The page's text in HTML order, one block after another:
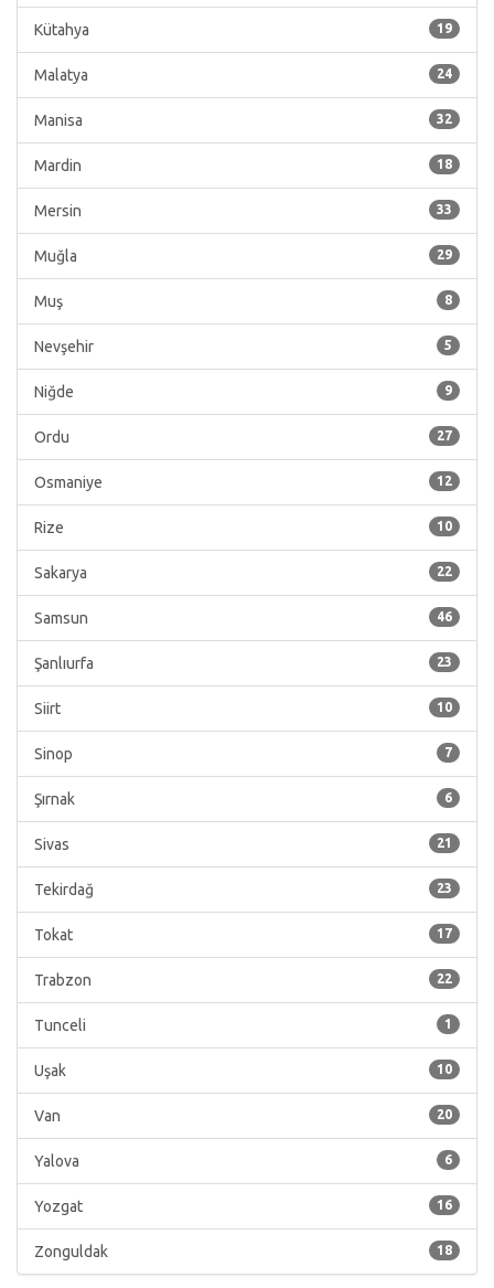
19
Kütahya
24
Malatya
32
Manisa
18
Mardin
33
Mersin
29
Muğla
8
Muş
5
Nevşehir
9
Niğde
27
Ordu
12
Osmaniye
10
Rize
22
Sakarya
46
Samsun
23
Şanlıurfa
10
Siirt
7
Sinop
6
Şırnak
21
Sivas
23
Tekirdağ
17
Tokat
22
Trabzon
1
Tunceli
10
Uşak
20
Van
6
Yalova
16
Yozgat
18
Zonguldak